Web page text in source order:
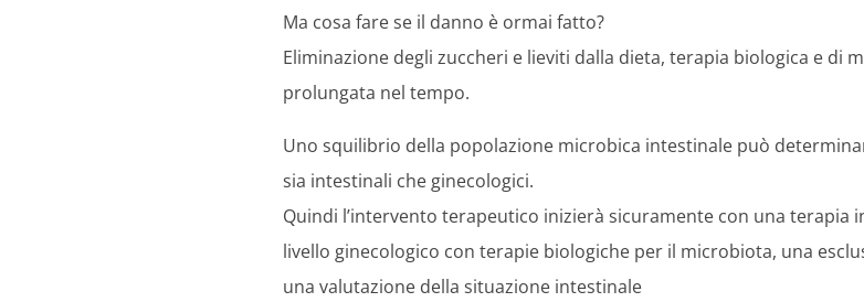
Ma cosa fare se il danno è ormai fatto?
Eliminazione degli zuccheri e lieviti dalla dieta, terapia biologica e di
prolungata nel tempo.
Uno squilibrio della popolazione microbica intestinale può
sia intestinali che ginecologici.
Quindi l’intervento terapeutico inizierà sicuramente con una terapia
livello ginecologico con terapie biologiche per il microbiota, una
una valutazione della situazione intestinale